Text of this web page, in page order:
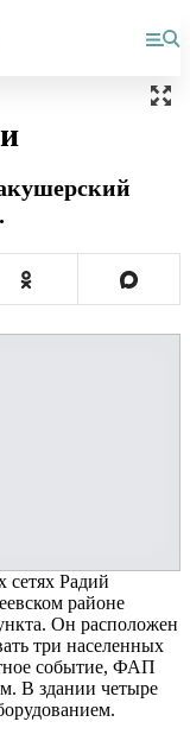
сетях Радий
районе
Он расположен
три населенных
событие, ФАП
В здании четыре